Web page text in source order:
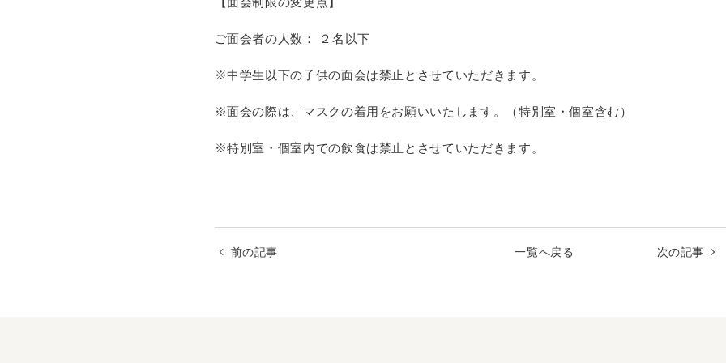
ご面会者の人数： ２名以下
※中学生以下の子供の面会は禁止とさせていただきます。
※面会の際は、マスクの着用をお願いいたします。（特別室・個室含む）
※特別室・個室内での飲食は禁止とさせていただきます。
前の記事 一覧へ戻る 次の記事